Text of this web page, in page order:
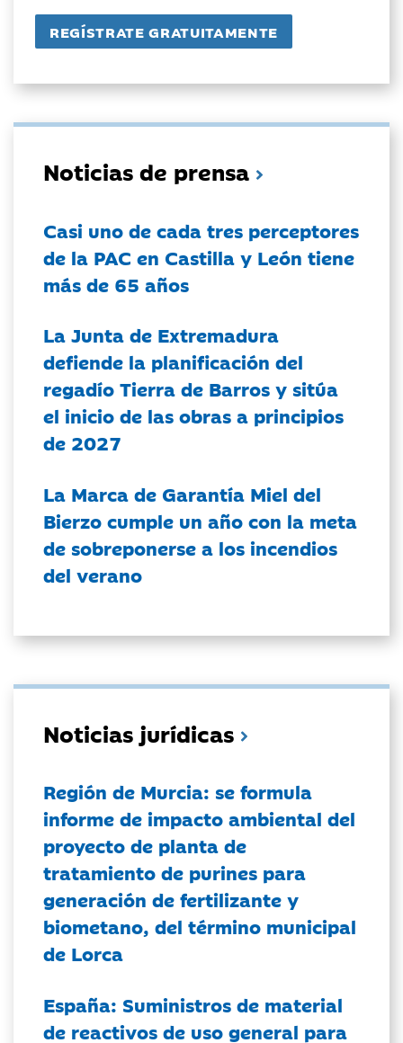
Noticias de prensa
Casi uno de cada tres perceptores
de la PAC en Castilla y León tiene
más de 65 años
La Junta de Extremadura
defiende la planificación del
regadío Tierra de Barros y sitúa
el inicio de las obras a principios
de 2027
La Marca de Garantía Miel del
Bierzo cumple un año con la meta
de sobreponerse a los incendios
del verano
Noticias jurídicas
Región de Murcia: se formula
informe de impacto ambiental del
proyecto de planta de
tratamiento de purines para
generación de fertilizante y
biometano, del término municipal
de Lorca
España: Suministros de material
de reactivos de uso general para